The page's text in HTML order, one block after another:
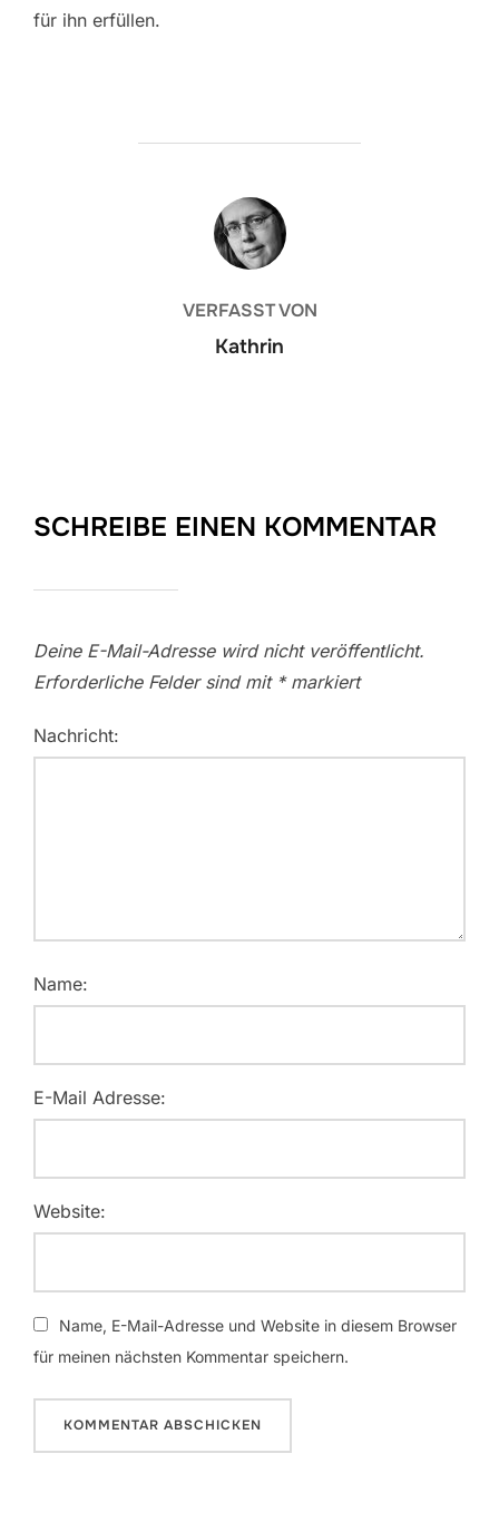
für ihn erfüllen.
BEITRAGSAUTOR
VERFASST VON
Kathrin
SCHREIBE EINEN KOMMENTAR
Deine E-Mail-Adresse wird nicht veröffentlicht.
Erforderliche Felder sind mit *markiert
Nachricht:
Name:
E-Mail Adresse:
Website:
Name, E-Mail-Adresse und Website in diesem Browser
für meinen nächsten Kommentar speichern.